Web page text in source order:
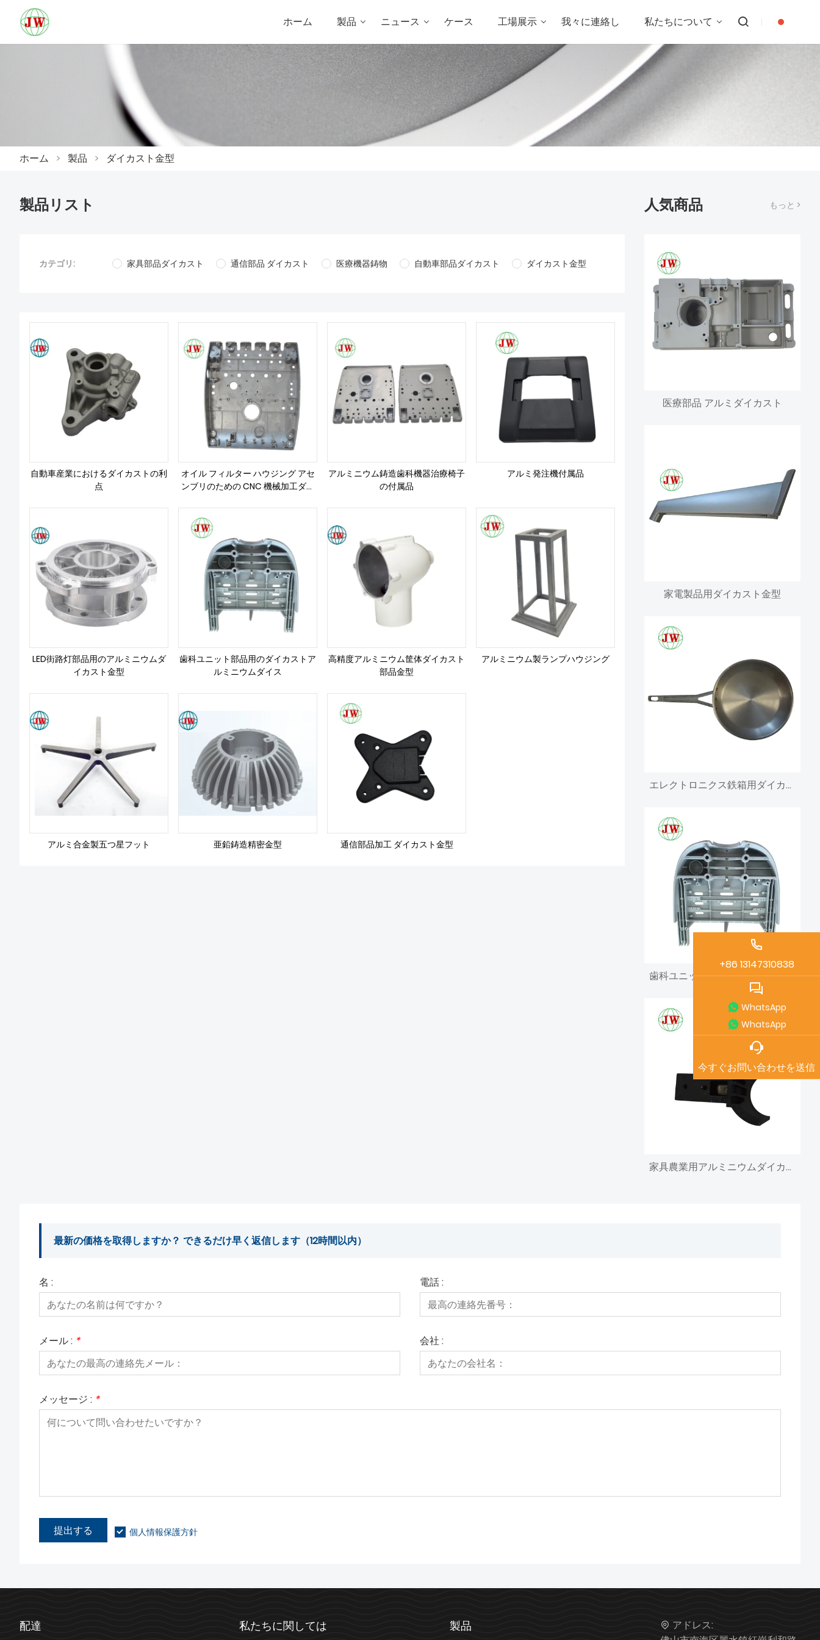
ホーム 製品 ニュース ケース 工場展示 我々に連絡し 私たちについて
ホーム > 製品 > ダイカスト金型
製品リスト
カテゴリ: 家具部品ダイカスト 通信部品 ダイカスト 医療機器鋳物 自動車部品ダイカスト ダイカスト金型
自動車産業におけるダイカストの利
点
オイル フィルター ハウジング アセ
ンブリのための CNC 機械加工ダイ
アルミニウム鋳造歯科機器治療椅子
の付属品
アルミ発注機付属品
LED街路灯部品用のアルミニウムダ
イカスト金型
歯科ユニット部品用のダイカストア
ルミニウムダイス
高精度アルミニウム筐体ダイカスト
部品金型
アルミニウム製ランプハウジング
アルミ合金製五つ星フット 亜鉛鋳造精密金型 通信部品加工 ダイカスト金型
人気商品 もっと >
医療部品 アルミダイカスト
家電製品用ダイカスト金型
エレクトロニクス鉄箱用ダイカストアルミニウムエンクロージャ
歯科ユニット部品用のダイカストアルミニウムダイス
家具農業用アルミニウムダイカスト部品
最新の価格を取得しますか？ できるだけ早く返信します（12時間以内）
名 : 電話 :
メール : * 会社 :
メッセージ : *
提出する 個人情報保護方針
配達 私たちに関しては 製品
アドレス:
+86 13147310838
WhatsApp
WhatsApp
今すぐお問い合わせを送信